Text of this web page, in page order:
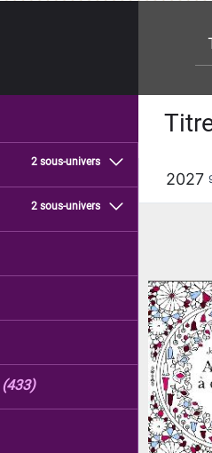
2 sous-univers
2 sous-univers
(433)
2027